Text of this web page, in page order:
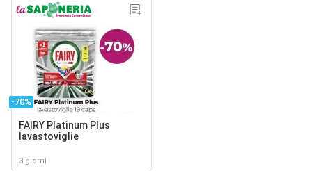
-70%
FAIRY Platinum Plus
lavastoviglie
3 giorni